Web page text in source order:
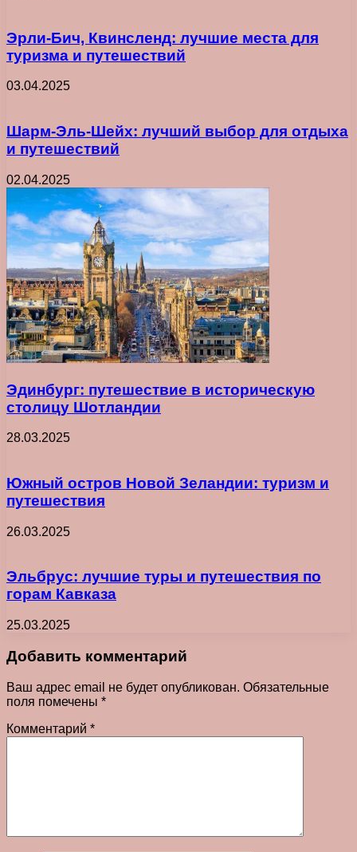
Эрли-Бич, Квинсленд: лучшие места для
туризма и путешествий
03.04.2025
Шарм-Эль-Шейх: лучший выбор для отдыха
и путешествий
02.04.2025
Эдинбург: путешествие в историческую
столицу Шотландии
28.03.2025
Южный остров Новой Зеландии: туризм и
путешествия
26.03.2025
Эльбрус: лучшие туры и путешествия по
горам Кавказа
25.03.2025
Добавить комментарий
Ваш адрес email не будет опубликован. Обязательные
поля помечены *
Комментарий *